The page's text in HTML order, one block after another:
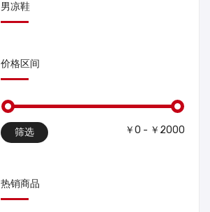
男凉鞋
价格区间
筛选 ￥0 - ￥2000
热销商品